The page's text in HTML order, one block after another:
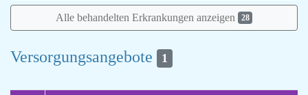
Alle behandelten Erkrankungen anzeigen 28
Versorgungsangebote 1